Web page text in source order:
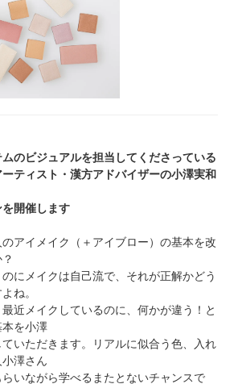
のビジュアルを担当してくださっている
ティスト・漢方アドバイザーの小澤実和
開催します
アイメイク（＋アイブロー）の基本を改
にメイクは自己流で、それが正解かどう
ね。
近メイクしているのに、何かが違う！と
を小澤
いただきます。リアルに似合う色、入れ
澤さん
いながら学べるまたとないチャンスで